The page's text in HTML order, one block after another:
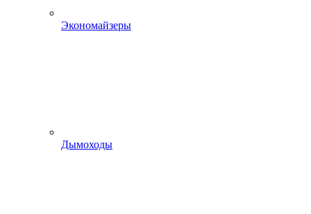
Экономайзеры
Дымоходы